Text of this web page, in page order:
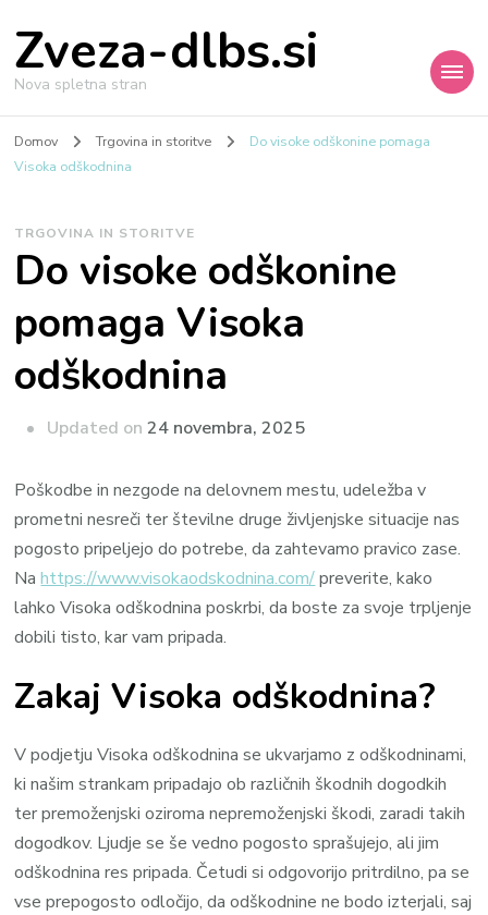
Zveza-dlbs.si
Nova spletna stran
Domov Trgovina in storitve
Do visoke odškonine pomaga
Visoka odškodnina
TRGOVINA IN STORITVE
Do visoke odškonine
pomaga Visoka
odškodnina
Updated on24 novembra, 2025
Poškodbe in nezgode na delovnem mestu, udeležba v
prometni nesreči ter številne druge življenjske situacije nas
pogosto pripeljejo do potrebe, da zahtevamo pravico zase.
Nahttps://www.visokaodskodnina.com/preverite, kako
lahko Visoka odškodnina poskrbi, da boste za svoje trpljenje
dobili tisto, kar vam pripada.
Zakaj Visoka odškodnina?
V podjetju Visoka odškodnina se ukvarjamo z odškodninami,
ki našim strankam pripadajo ob različnih škodnih dogodkih
ter premoženjski oziroma nepremoženjski škodi, zaradi takih
dogodkov. Ljudje se še vedno pogosto sprašujejo, ali jim
odškodnina res pripada. Četudi si odgovorijo pritrdilno, pa se
vse prepogosto odločijo, da odškodnine ne bodo izterjali, saj